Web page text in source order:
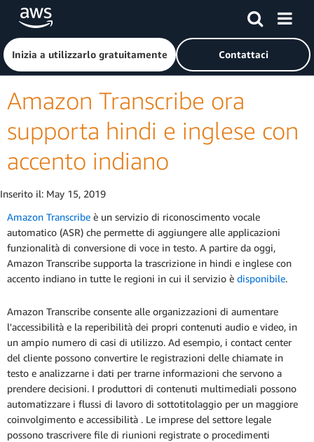
Passa al contenuto principale
Fai clic qui per tornare alla home page di Amazon Web
Inizia a utilizzarlo gratuitamente Contattaci
Amazon Transcribe ora
supporta hindi e inglese con
accento indiano
Inserito il: May 15, 2019
Amazon Transcribe è un servizio di riconoscimento vocale
automatico (ASR) che permette di aggiungere alle applicazioni
funzionalità di conversione di voce in testo. A partire da oggi,
Amazon Transcribe supporta la trascrizione in hindi e inglese con
accento indiano in tutte le regioni in cui il servizio è disponibile.
Amazon Transcribe consente alle organizzazioni di aumentare
l'accessibilità e la reperibilità dei propri contenuti audio e video, in
un ampio numero di casi di utilizzo. Ad esempio, i contact center
del cliente possono convertire le registrazioni delle chiamate in
testo e analizzarne i dati per trarne informazioni che servono a
prendere decisioni. I produttori di contenuti multimediali possono
automatizzare i flussi di lavoro di sottotitolaggio per un maggiore
coinvolgimento e accessibilità . Le imprese del settore legale
possono trascrivere file di riunioni registrate o procedimenti